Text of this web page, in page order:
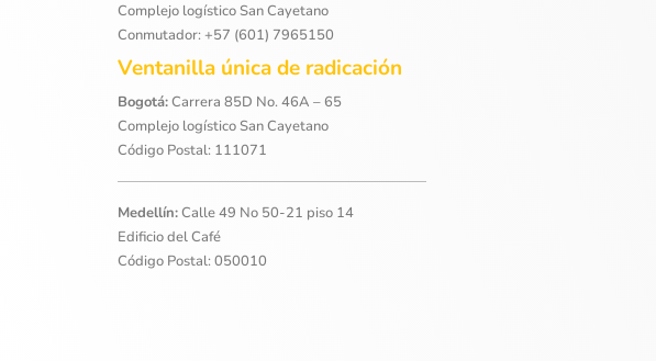
Complejo logístico San Cayetano
Conmutador: +57 (601) 7965150
Ventanilla única de radicación
Bogotá:Carrera 85D No. 46A – 65
Complejo logístico San Cayetano
Código Postal: 111071
Medellín:Calle 49 No 50-21 piso 14
Edificio del Café
Código Postal: 050010